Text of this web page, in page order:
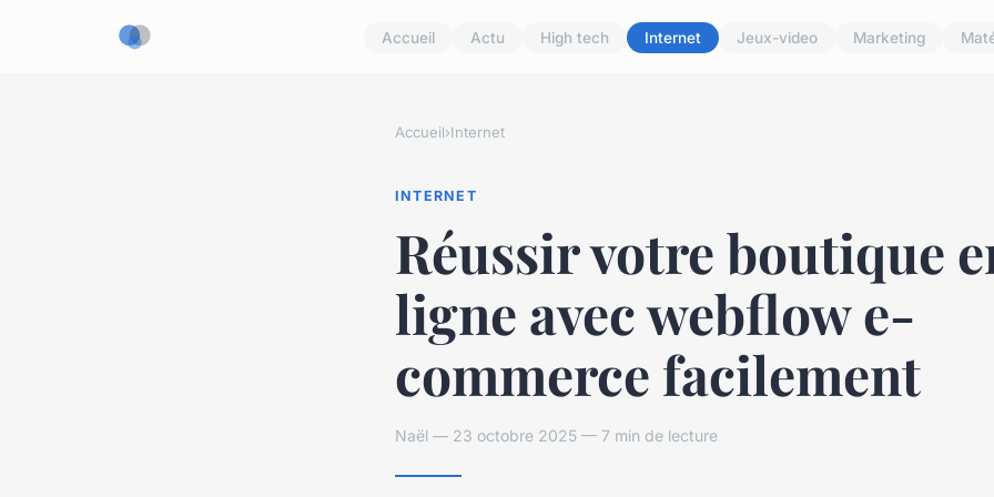
Accueil Actu High tech Internet Jeux-video Marketing
Accueil›Internet
INTERNET
Réussir votre boutique
ligne avec webflow e-
commerce facilement
Naël — 23 octobre 2025 — 7 min de lecture